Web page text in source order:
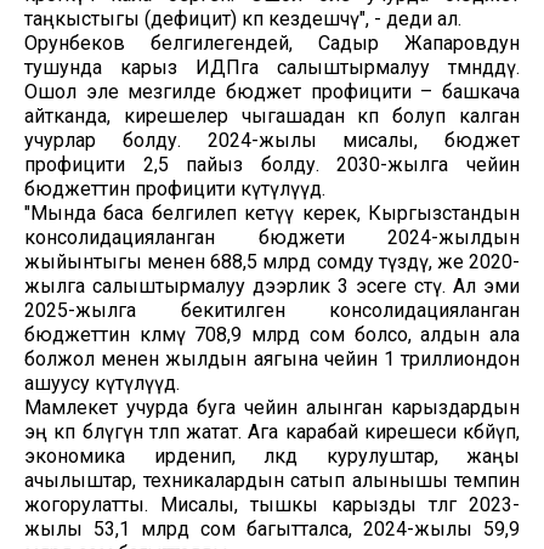
таңкыстыгы (дефицит) көп кездешчү", - деди ал.
Орунбеков белгилегендей, Садыр Жапаровдун
тушунда карыз ИДПга салыштырмалуу төмөндөдү.
Ошол эле мезгилде бюджет профицити – башкача
айтканда, кирешелер чыгашадан көп болуп калган
учурлар болду. 2024-жылы мисалы, бюджет
профицити 2,5 пайыз болду. 2030-жылга чейин
бюджеттин профицити күтүлүүдө.
"Мында баса белгилеп кетүү керек, Кыргызстандын
консолидацияланган бюджети 2024-жылдын
жыйынтыгы менен 688,5 млрд сомду түздү, же 2020-
жылга салыштырмалуу дээрлик 3 эсеге өстү. Ал эми
2025-жылга бекитилген консолидацияланган
бюджеттин көлөмү 708,9 млрд сом болсо, алдын ала
болжол менен жылдын аягына чейин 1 триллиондон
ашуусу күтүлүүдө.
Мамлекет учурда буга чейин алынган карыздардын
эң көп бөлүгүн төлөп жатат. Ага карабай кирешеси көбөйүп,
экономика ирденип, өлкөдө курулуштар, жаңы
ачылыштар, техникалардын сатып алынышы темпин
жогорулатты. Мисалы, тышкы карызды төлөөгө 2023-
жылы 53,1 млрд сом багытталса, 2024-жылы 59,9